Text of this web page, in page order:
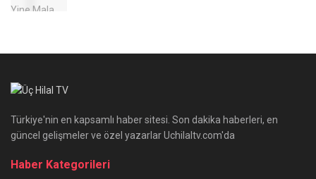
Türkiye'nin en kapsamlı haber sitesi. Son dakika haberleri, en
güncel gelişmeler ve özel yazarlar Uchilaltv.com'da
Haber Kategorileri